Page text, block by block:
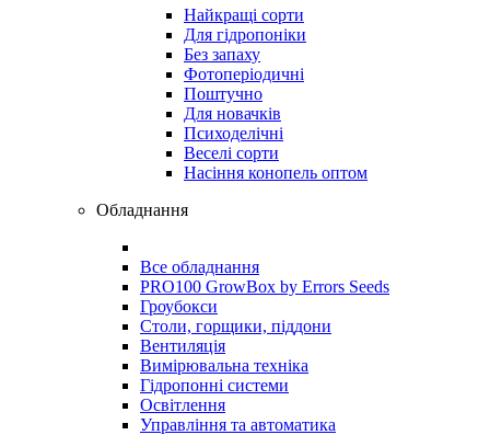
Найкращі сорти
Для гідропоніки
Без запаху
Фотоперіодичні
Поштучно
Для новачків
Психоделічні
Веселі сорти
Насіння конопель оптом
Обладнання
Все обладнання
PRO100 GrowBox by Errors Seeds
Гроубокси
Столи, горщики, піддони
Вентиляція
Вимірювальна техніка
Гідропонні системи
Освітлення
Управління та автоматика